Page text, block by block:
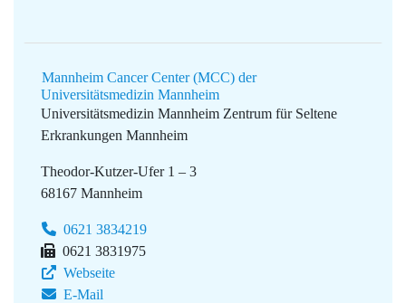
Mannheim Cancer Center (MCC) der
Universitätsmedizin Mannheim
Universitätsmedizin Mannheim Zentrum für Seltene
Erkrankungen Mannheim
Theodor-Kutzer-Ufer 1 – 3
68167 Mannheim
0621 3834219
0621 3831975
Webseite
E-Mail